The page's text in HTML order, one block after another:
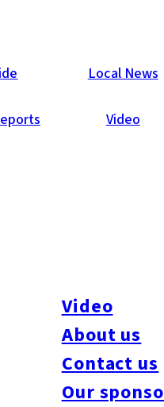
Local News
Video
Video
About us
Contact us
Our
1Fに、1日中定食が食べら
ランナーとして活躍してい
た体にやさしい手作り料理
な那珂川を眺めることがで